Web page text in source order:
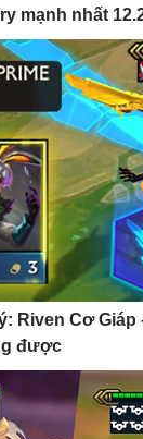
mạnh nhất
Riven Cơ Giáp
được